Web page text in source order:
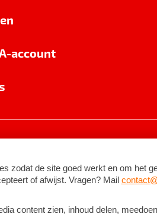
account
BNNVARA